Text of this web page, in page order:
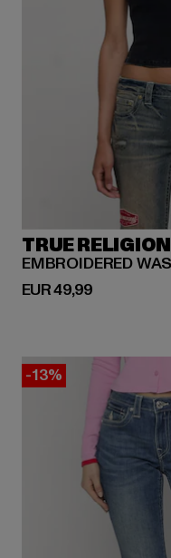
TRUE RELIGION
EMBROIDERED
EUR 49,99
Huidige prijs: EUR 49,99
-13%